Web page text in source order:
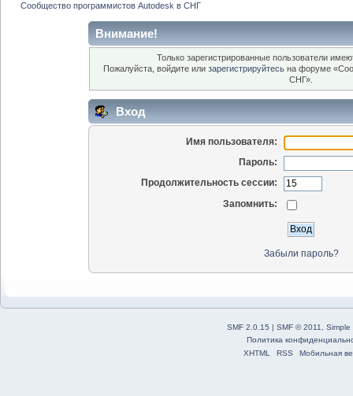
Сообщество программистов Autodesk в СНГ
Внимание!
Только зарегистрированные пользователи
Пожалуйста, войдите или зарегистрируйтесь на форуме
СНГ».
Вход
Имя пользователя:
Пароль:
Продолжительность сессии:
Запомнить:
Забыли пароль?
SMF 2.0.15 | SMF © 2011
Simple
Политика
XHTML
RSS Мобильная